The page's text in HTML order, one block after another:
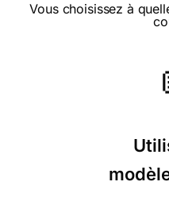
et très
⭐⭐⭐⭐ le
Vous choisissez à